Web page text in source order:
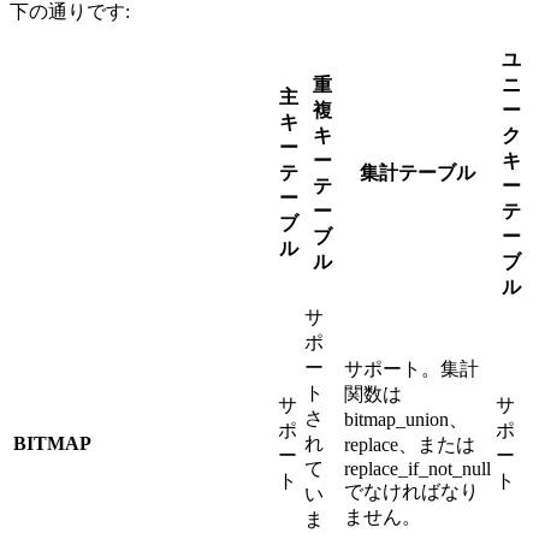
下の通りです:
主
キ
ー
テ
ー
ブ
ル
重
複
キ
ー
テ
ー
ブ
ル
集計テーブル
ユ
ニ
ー
ク
キ
ー
テ
ー
ブ
ル
BITMAP
サ
ポ
ー
ト
サ
ポ
ー
ト
さ
れ
て
い
ま
サポート。集計
関数は
bitmap_union、
replace、または
replace_if_not_null
でなければなり
ません。
サ
ポ
ー
ト